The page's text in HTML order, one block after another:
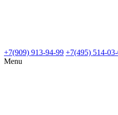
+7(909) 913-94-99 +7(495) 514-
Menu